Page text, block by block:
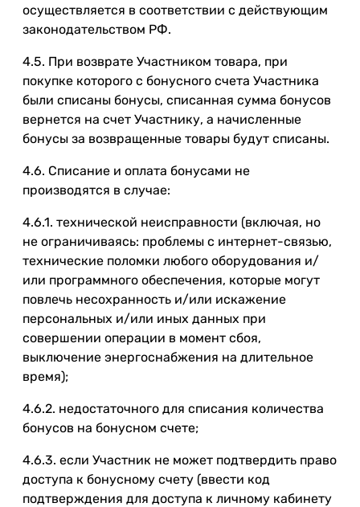
осуществляется в соответствии с действующим
законодательством РФ.
4.5. При возврате Участником товара, при
покупке которого с бонусного счета Участника
были списаны бонусы, списанная сумма бонусов
вернется на счет Участнику, а начисленные
бонусы за возвращенные товары будут списаны.
4.6. Списание и оплата бонусами не
производятся в случае:
4.6.1. технической неисправности (включая, но
не ограничиваясь: проблемы с интернет-связью,
технические поломки любого оборудования и/
или программного обеспечения, которые могут
повлечь несохранность и/или искажение
персональных и/или иных данных при
совершении операции в момент сбоя,
выключение энергоснабжения на длительное
время);
4.6.2. недостаточного для списания количества
бонусов на бонусном счете;
4.6.3. если Участник не может подтвердить право
доступа к бонусному счету (ввести код
подтверждения для доступа к личному кабинету